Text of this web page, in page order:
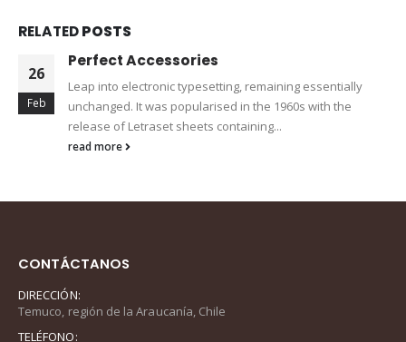
RELATEDPOSTS
26
Feb
Perfect Accessories
Leap into electronic typesetting, remaining essentially
unchanged. It was popularised in the 1960s with the
release of Letraset sheets containing...
read more
CONTÁCTANOS
DIRECCIÓN:
Temuco, región de la Araucanía, Chile
TELÉFONO: